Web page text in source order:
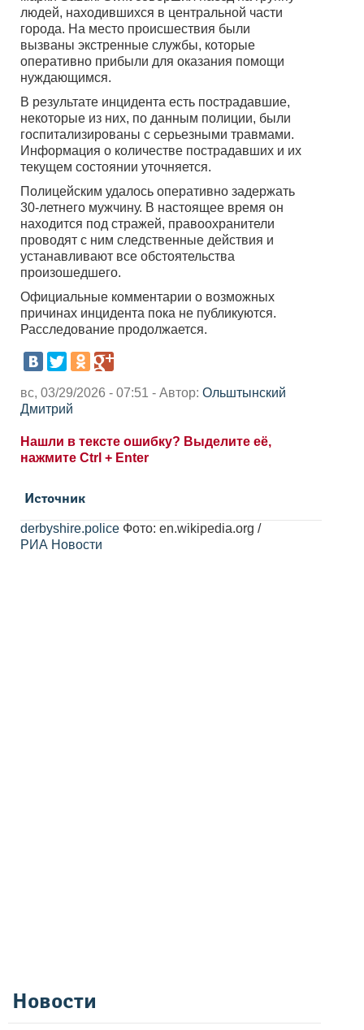
людей, находившихся в центральной части
города. На место происшествия были
вызваны экстренные службы, которые
оперативно прибыли для оказания помощи
нуждающимся.
В результате инцидента есть пострадавшие,
некоторые из них, по данным полиции, были
госпитализированы с серьезными травмами.
Информация о количестве пострадавших и их
текущем состоянии уточняется.
Полицейским удалось оперативно задержать
30-летнего мужчину. В настоящее время он
находится под стражей, правоохранители
проводят с ним следственные действия и
устанавливают все обстоятельства
произошедшего.
Официальные комментарии о возможных
причинах инцидента пока не публикуются.
Расследование продолжается.
вс, 03/29/2026 - 07:51 - Автор: Ольштынский
Дмитрий
Нашли в тексте ошибку? Выделите её,
нажмите Ctrl + Enter
Источник
derbyshire.police Фото: en.wikipedia.org /
РИА Новости
Новости